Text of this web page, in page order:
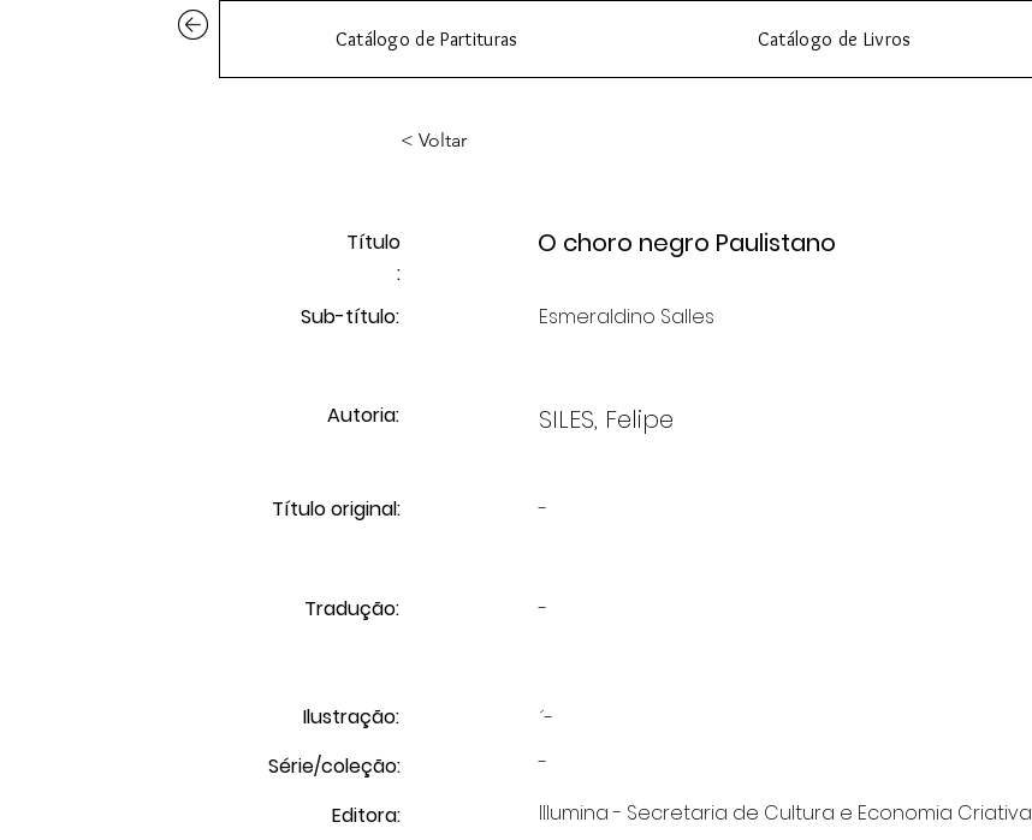
Catálogo de Partituras Catálogo de Livros
< Voltar
Título
:
Sub-título:
Autoria:
Título original:
Tradução:
Ilustração:
Série/coleção:
Editora:
Esmeraldino Salles
SILES, Felipe
-
-
´-
-
Illumina - Secretaria de Cultura e Economia Criativa
O choro negro Paulistano